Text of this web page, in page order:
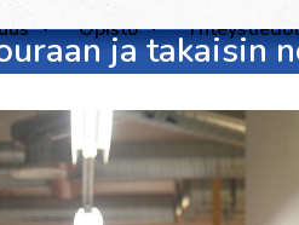
Opistoja takaisin